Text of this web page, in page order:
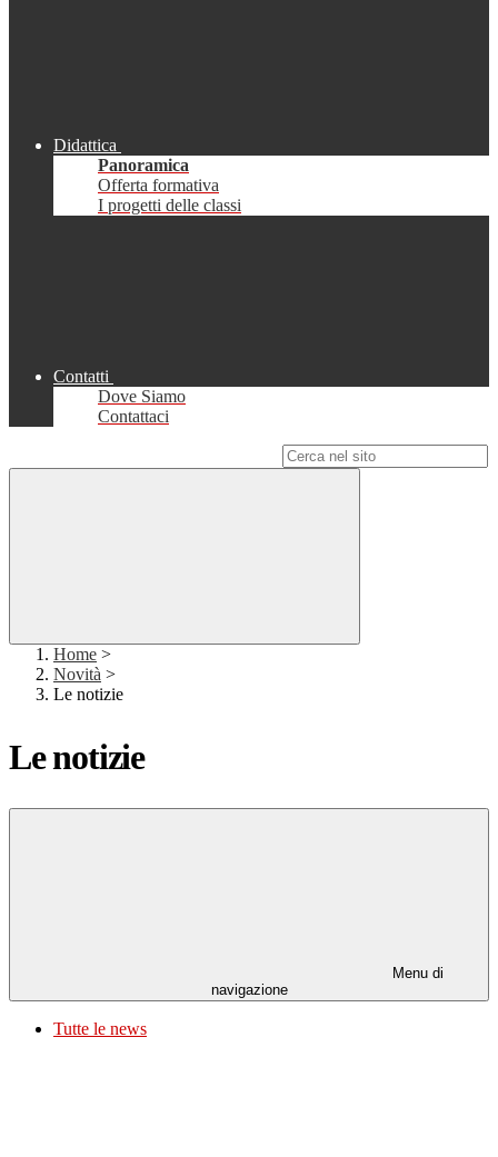
Didattica
Panoramica
Offerta formativa
I progetti delle classi
Contatti
Dove Siamo
Contattaci
Home >
Novità >
Le notizie
Le notizie
Menu di
navigazione
Tutte le news